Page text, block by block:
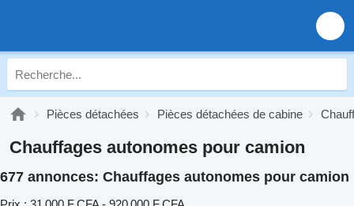
Pièces détachées Pièces détachées de cabine
Chauffages autonomes pour camion
677 annonces: Chauffages autonomes pour camion